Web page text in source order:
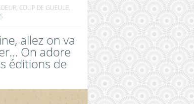
COUP DE GUEULE,
allez on va
On adore
éditions de